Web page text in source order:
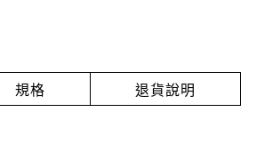
規格 退貨說明